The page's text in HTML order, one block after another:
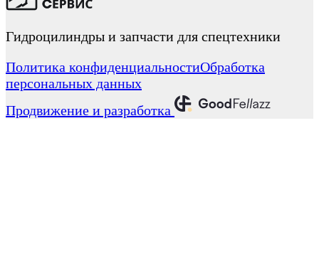
Гидроцилиндры и запчасти для спецтехники
Политика конфиденциальностиОбработка
персональных данных
Продвижение и разработка